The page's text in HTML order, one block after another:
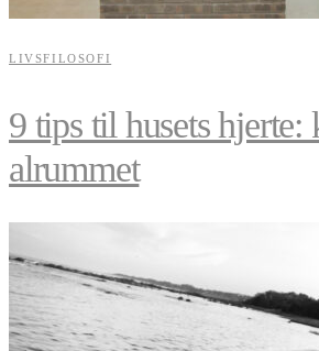
LIVSFILOSOFI
9 tips til husets hjerte:
alrummet